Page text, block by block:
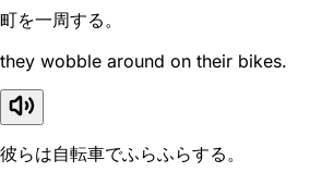
町を一周する。
they wobble around on their bikes.
彼らは自転車でふらふらする。